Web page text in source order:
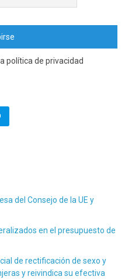
política de privacidad
del Consejo de la UE y
en el presupuesto de
de rectificación de sexo y
y reivindica su efectiva